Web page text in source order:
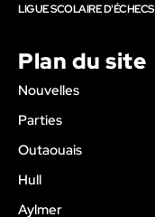
LIGUE SCOLAIRE D'ÉCHECS
Plan du site
Nouvelles
Parties
Outaouais
Hull
Aylmer